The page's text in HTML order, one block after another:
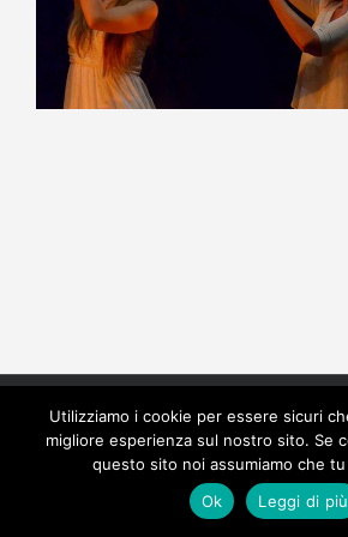
Copyright 2022 Officine
90104940326 | Tutti i diritti riservati
Zugna
Utilizziamo i cookie per essere sicuri
migliore esperienza sul nostro sito. Se
questo sito noi assumiamo che
Ok
Leggi di più